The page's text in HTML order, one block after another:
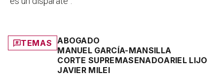
TEMAS
ABOGADO
MANUEL GARCÍA-MANSILLA
CORTE SUPREMASENADOARIEL LIJO
JAVIER MILEI